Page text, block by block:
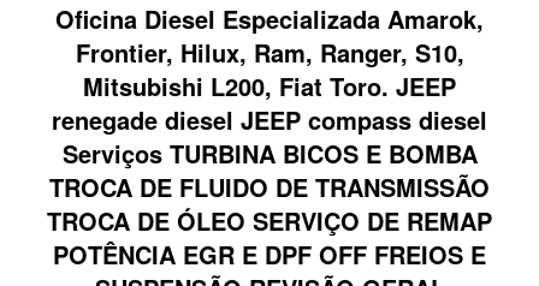
Oficina Diesel Especializada Amarok,
Frontier, Hilux, Ram, Ranger, S10,
Mitsubishi L200, Fiat Toro. JEEP
renegade diesel JEEP compass diesel
Serviços TURBINA BICOS E BOMBA
TROCA DE FLUIDO DE TRANSMISSÃO
TROCA DE ÓLEO SERVIÇO DE REMAP
POTÊNCIA EGR E DPF OFF FREIOS E